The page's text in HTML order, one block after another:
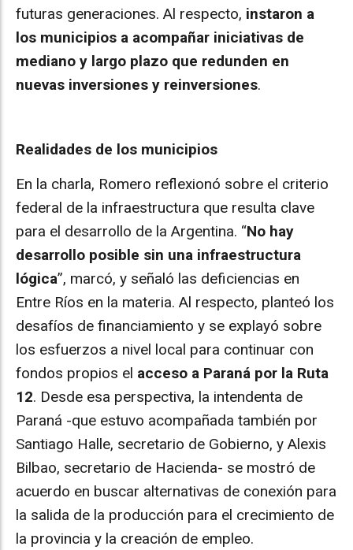
futuras generaciones. Al respecto, instaron a
los municipios a acompañar iniciativas de
mediano y largo plazo que redunden en
nuevas inversiones y reinversiones.
Realidades de los municipios
En la charla, Romero reflexionó sobre el criterio
federal de la infraestructura que resulta clave
para el desarrollo de la Argentina. “No hay
desarrollo posible sin una infraestructura
lógica”, marcó, y señaló las deficiencias en
Entre Ríos en la materia. Al respecto, planteó los
desafíos de financiamiento y se explayó sobre
los esfuerzos a nivel local para continuar con
fondos propios el acceso a Paraná por la Ruta
12. Desde esa perspectiva, la intendenta de
Paraná -que estuvo acompañada también por
Santiago Halle, secretario de Gobierno, y Alexis
Bilbao, secretario de Hacienda- se mostró de
acuerdo en buscar alternativas de conexión para
la salida de la producción para el crecimiento de
la provincia y la creación de empleo.